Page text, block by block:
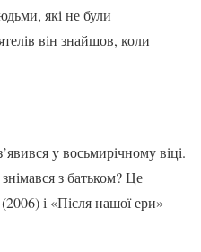
які не були
він знайшов, коли
у восьмирічному віці.
з батьком? Це
і «Після нашої ери»